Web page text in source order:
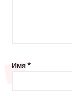
Имя*